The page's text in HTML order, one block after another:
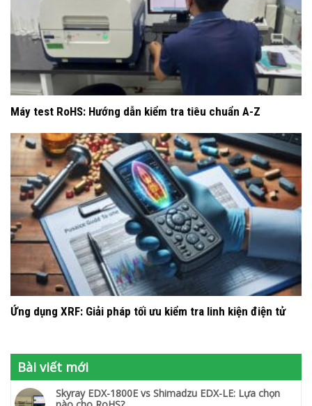
Máy test RoHS: Hướng dẫn kiểm tra tiêu chuẩn A-Z
Ứng dụng XRF: Giải pháp tối ưu kiểm tra linh kiện điện tử
Bài viết mới
Skyray EDX-1800E vs Shimadzu EDX-LE: Lựa chọn